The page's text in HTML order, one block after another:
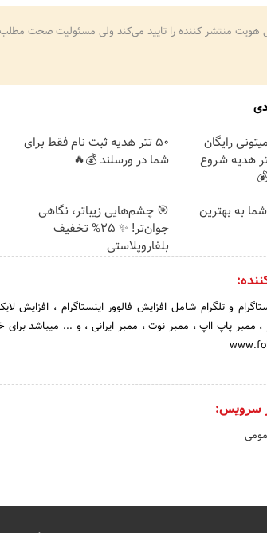
هویت منتشر کننده را تایید می‌کند ولی مسئولیت صحت
رایگان
کنی! 50تتر هدیه شروع
50 تتر هدیه ثبت نام فقط برای
شما در ورسلند 💰🔥
به بهترین
🎯 چشم‌هایی زیباتر، نگاهی
جوان‌تر! ✨ 25% تخفیف
بلفاروپلاستی
و تلگرام شامل افزایش فالوور اینستاگرام ، افزایش
ممبر پاپ ااپ ، ممبر نوت ، ممبر ایرانی ، و ... میباشد برای
سرویس: